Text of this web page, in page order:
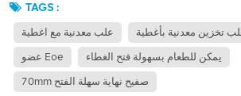
TAGS :
علب معدنية مع اغطية تخزين معدنية بأغطية
عضو Eoe يمكن للطعام بسهولة فتح الغطاء
70mm صفيح نهاية سهلة الفتح